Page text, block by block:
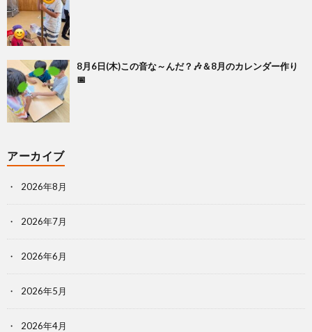
8月6日(木)この音な～んだ？🎶＆8月のカレンダー作り
📅
アーカイブ
2026年8月
2026年7月
2026年6月
2026年5月
2026年4月